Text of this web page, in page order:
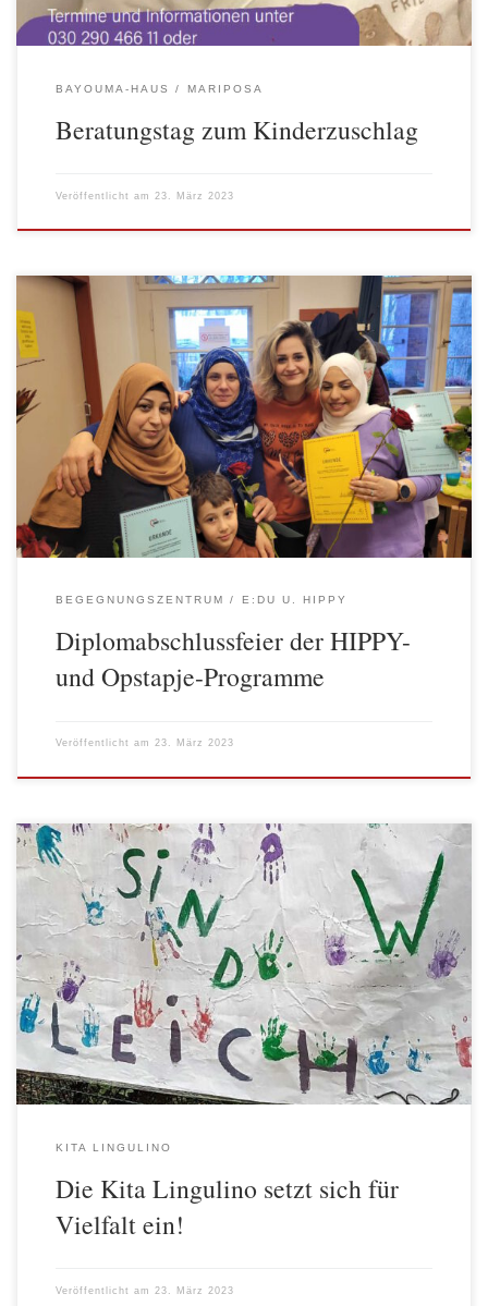
BAYOUMA-HAUS MARIPOSA
Beratungstag zum Kinderzuschlag
Veröffentlicht am 23. März 2023
Am 18. März war es endlich wieder so weit. Kinder und Eltern aus
Mitte und Friedrichshain-Kreuzberg, die Teilnehmer*innen der
aktuellen HIPPY- und Opstapje -Programme konnten zusammen
mit den Fachkräften ihren erfolgreichen Abschluss feiern. Im
AWO Begegnungszentrum Adalbertstraße gab es ein leckeres
Buffet und nachdem sich alle gestärkt hatten, ging es […]
BEGEGNUNGSZENTRUM E:DU U. HIPPY
Diplomabschlussfeier der HIPPY-
und Opstapje-Programme
Veröffentlicht am 23. März 2023
Die Kinder und die pädagogischen Fachkräfte der Kita Lingulino
haben seit 20. März während der Internationalen Woche gegen
Rassismus und Diskriminierung Flagge gezeigt. Sie haben sich in
vielen Gesprächen, in Morgenkreisen und Angeboten viel mit dem
Thema Vielfalt beschäftigt. So waren mehrsprachiges Vorlesen im
Dialog, Vorstellen interkultureller Bilderbücher, musikalische
mehrsprachige […]
KITA LINGULINO
Die Kita Lingulino setzt sich für
Vielfalt ein!
Veröffentlicht am 23. März 2023